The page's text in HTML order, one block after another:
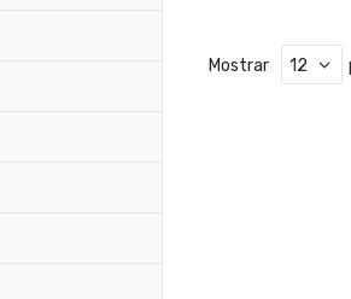
Mostrar